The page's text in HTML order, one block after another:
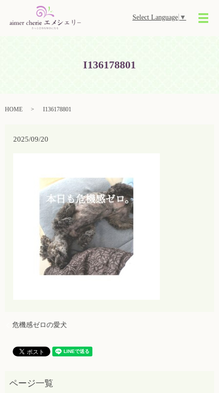
Select Language ▼
メ
I136178801
HOME I136178801
2025/09/20
危機感ゼロの愛犬